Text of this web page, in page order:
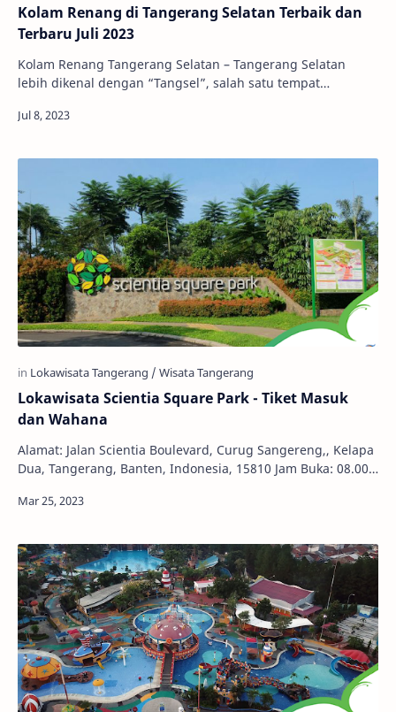
Kolam Renang di Tangerang Selatan Terbaik dan
Terbaru Juli 2023
Kolam Renang Tangerang Selatan – Tangerang Selatan
lebih dikenal dengan “Tangsel”, salah satu tempat
Lokawisata Scientia Square Park - Tiket Masuk
dan Wahana
Alamat: Jalan Scientia Boulevard, Curug Sangereng,, Kelapa
Dua, Tangerang, Banten, Indonesia, 15810 Jam Buka: 08.00 -